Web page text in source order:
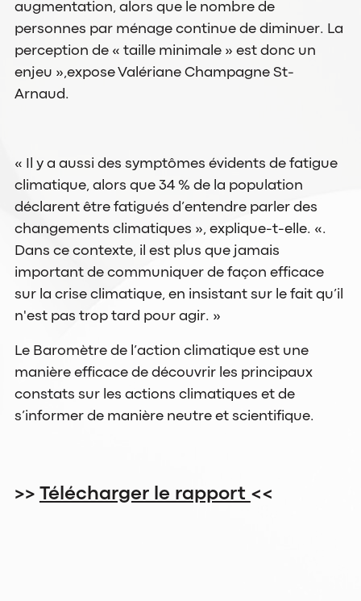
augmentation, alors que le nombre de
personnes par ménage continue de diminuer. La
perception de « taille minimale » est donc un
enjeu »,expose Valériane Champagne St-
Arnaud.
« Il y a aussi des symptômes évidents de fatigue
climatique, alors que 34 % de la population
déclarent être fatigués d’entendre parler des
changements climatiques », explique-t-elle. «.
Dans ce contexte, il est plus que jamais
important de communiquer de façon efficace
sur la crise climatique, en insistant sur le fait qu’il
n'est pas trop tard pour agir. »
Le Baromètre de l’action climatique est une
manière efficace de découvrir les principaux
constats sur les actions climatiques et de
s’informer de manière neutre et scientifique.
>> Télécharger le rapport <<